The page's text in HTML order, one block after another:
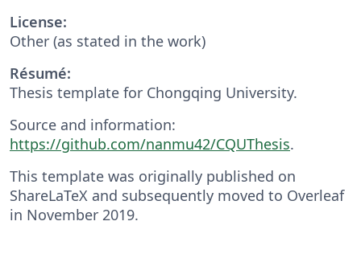
License:
Other (as stated in the work)
Résumé:
Thesis template for Chongqing University.
Source and information:
https://github.com/nanmu42/CQUThesis.
This template was originally published on
ShareLaTeX and subsequently moved to Overleaf
in November 2019.